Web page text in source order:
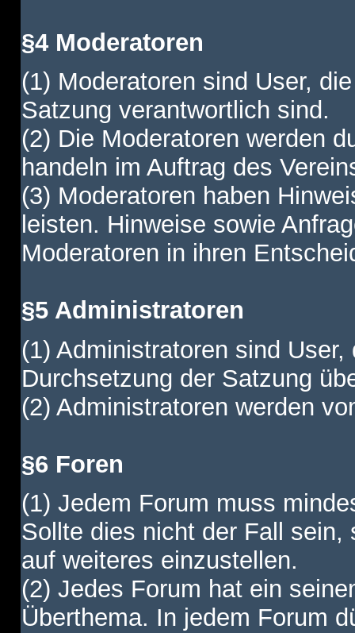
§4 Moderatoren
(1) Moderatoren sind User,
Satzung verantwortlich sind.
(2) Die Moderatoren werden
handeln im Auftrag des
(3) Moderatoren haben
leisten. Hinweise sowie
Moderatoren in ihren
§5 Administratoren
(1) Administratoren sind
Durchsetzung der Satzung
(2) Administratoren werden
§6 Foren
(1) Jedem Forum muss
Sollte dies nicht der Fall
auf weiteres einzustellen.
(2) Jedes Forum hat ein
Überthema. In jedem Forum